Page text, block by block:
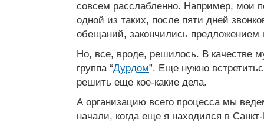
совсем расслабленно. Например, мои
одной из таких, после пяти дней
обещаний, закончились предложением
Но, все, вроде, решилось. В качестве
группа “Дурдом”. Еще нужно
решить еще кое-какие дела.
А организацию всего процесса мы
начали, когда еще я находился в